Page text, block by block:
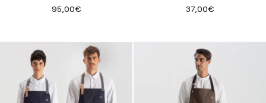
95,00€ 37,00€